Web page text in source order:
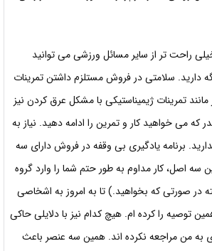
راحت تر از سایر مسائل ورزشی می توانید
دارید. سلامتی در فروش مستلزم داشتن تمرینات
تمرینات ژیمیناستیکی با مشکل عرق کردن نیز
که می خواهید کار و تمرین را ادامه دهید. نیاز به
برنامه یادگیری بی وقفه در فروش دارای سه
سه اصل، کار مداوم به طور حتم شما را وارد گروه
در صورتی که بخواهید.) تا به امروز به اشخاصی
توصیه را کرده ام. هیچ کدام نیز با دلایلی حاکی
به من مراجعه نکرده اند. همین سه عنصر باعث